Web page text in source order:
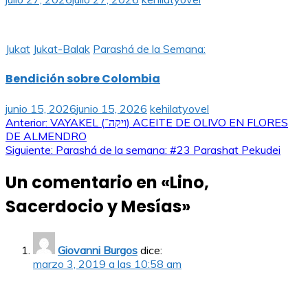
Jukat Jukat-Balak Parashá de la Semana:
Bendición sobre Colombia
junio 15, 2026junio 15, 2026 kehilatyovel
Navegación
de
entradas
Anterior: VAYAKEL (ויקה־) ACEITE DE OLIVO EN FLORES
DE ALMENDRO
Siguiente: Parashá de la semana: #23 Parashat Pekudei
Un comentario en «Lino,
Sacerdocio y Mesías»
Giovanni Burgos dice:
marzo 3, 2019 a las 10:58 am